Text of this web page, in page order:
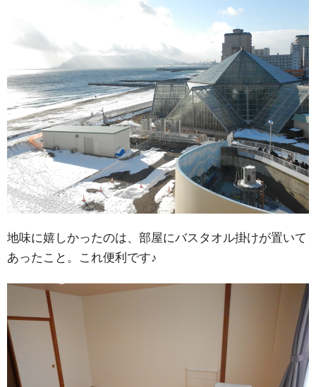
地味に嬉しかったのは、部屋にバスタオル掛けが置いて
あったこと。これ便利です♪